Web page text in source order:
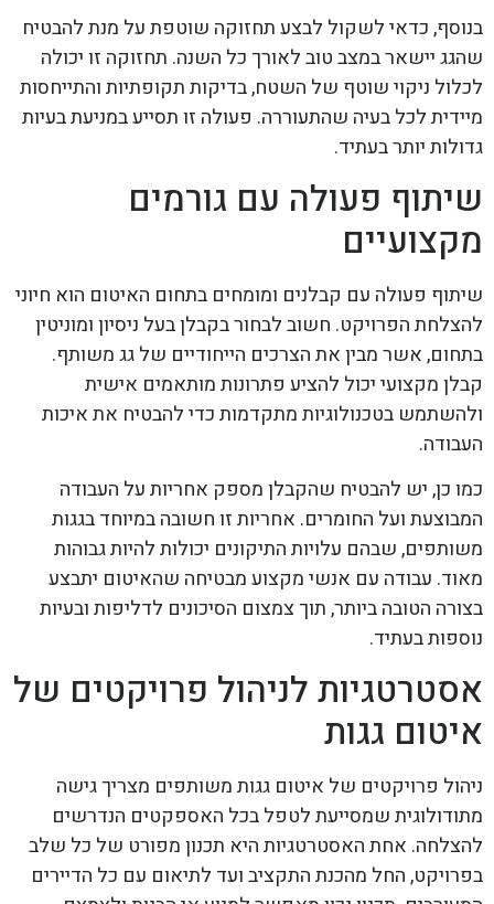
בנוסף, כדאי לשקול לבצע תחזוקה שוטפת על מנת להבטיח
שהגג יישאר במצב טוב לאורך כל השנה. תחזוקה זו יכולה
לכלול ניקוי שוטף של השטח, בדיקות תקופתיות והתייחסות
מיידית לכל בעיה שהתעוררה. פעולה זו תסייע במניעת בעיות
גדולות יותר בעתיד.
שיתוף פעולה עם גורמים
מקצועיים
שיתוף פעולה עם קבלנים ומומחים בתחום האיטום הוא חיוני
להצלחת הפרויקט. חשוב לבחור בקבלן בעל ניסיון ומוניטין
בתחום, אשר מבין את הצרכים הייחודיים של גג משותף.
קבלן מקצועי יכול להציע פתרונות מותאמים אישית
ולהשתמש בטכנולוגיות מתקדמות כדי להבטיח את איכות
העבודה.
כמו כן, יש להבטיח שהקבלן מספק אחריות על העבודה
המבוצעת ועל החומרים. אחריות זו חשובה במיוחד בגגות
משותפים, שבהם עלויות התיקונים יכולות להיות גבוהות
מאוד. עבודה עם אנשי מקצוע מבטיחה שהאיטום יתבצע
בצורה הטובה ביותר, תוך צמצום הסיכונים לדליפות ובעיות
נוספות בעתיד.
אסטרטגיות לניהול פרויקטים של
איטום גגות
ניהול פרויקטים של איטום גגות משותפים מצריך גישה
מתודולוגית שמסייעת לטפל בכל האספקטים הנדרשים
להצלחה. אחת האסטרטגיות היא תכנון מפורט של כל שלב
בפרויקט, החל מהכנת התקציב ועד לתיאום עם כל הדיירים